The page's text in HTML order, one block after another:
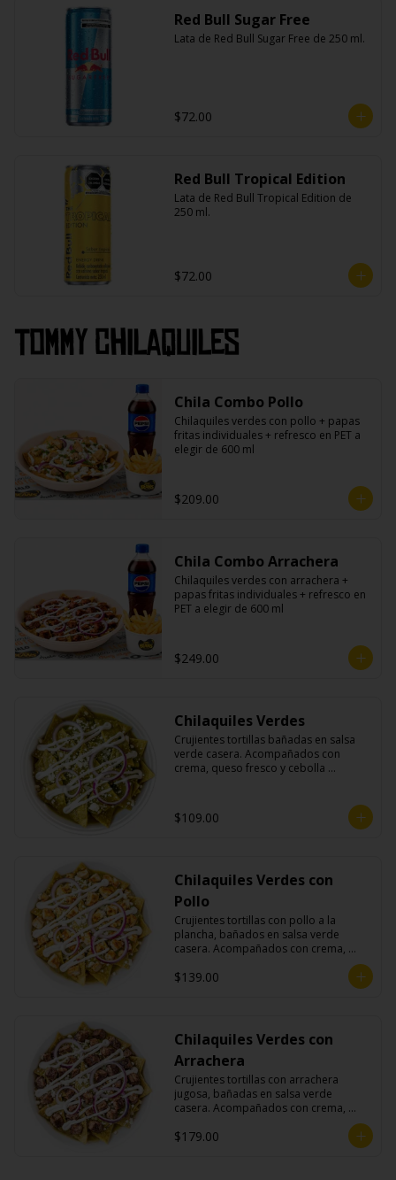
Red Bull Sugar Free
Lata de Red Bull Sugar Free de 250 ml.
$72.00
Red Bull Tropical Edition
Lata de Red Bull Tropical Edition de
250 ml.
$72.00
Tommy Chilaquiles
Chila Combo Pollo
Chilaquiles verdes con pollo + papas
fritas individuales + refresco en PET a
elegir de 600 ml
$209.00
Chila Combo Arrachera
Chilaquiles verdes con arrachera +
papas fritas individuales + refresco en
PET a elegir de 600 ml
$249.00
Chilaquiles Verdes
Crujientes tortillas bañadas en salsa
verde casera. Acompañados con
crema, queso fresco y cebolla
$109.00
Chilaquiles Verdes con
Pollo
Crujientes tortillas con pollo a la
plancha, bañados en salsa verde
casera. Acompañados con crema,
$139.00
Chilaquiles Verdes con
Arrachera
Crujientes tortillas con arrachera
jugosa, bañadas en salsa verde
casera. Acompañados con crema,
$179.00